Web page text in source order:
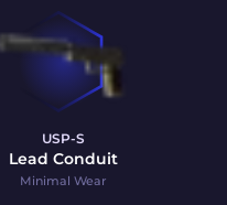
USP-S
Lead Conduit
Minimal Wear